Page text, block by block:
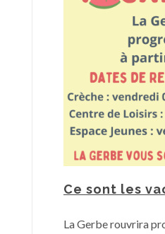
Ce sont les
La Gerbe rouvrira